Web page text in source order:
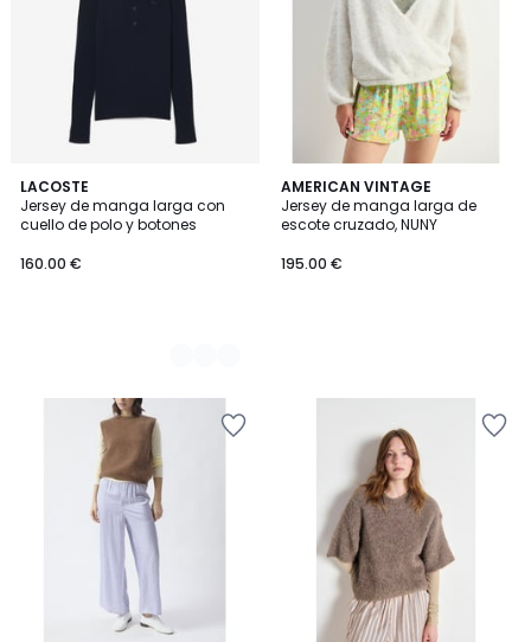
LACOSTE
Jersey de manga larga con
cuello de polo y botones
160.00 €
2
Colores
AMERICAN VINTAGE
Jersey de manga larga de
escote cruzado, NUNY
195.00 €